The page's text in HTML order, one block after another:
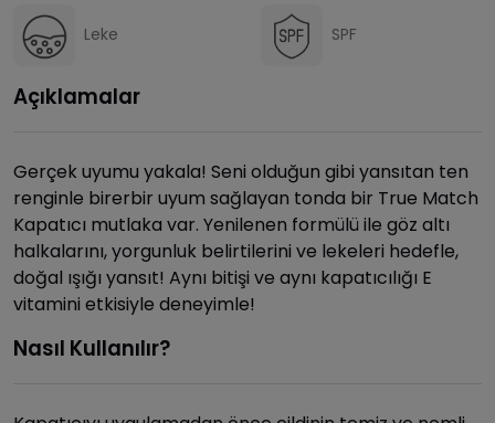
Leke SPF
Açıklamalar
Gerçek uyumu yakala! Seni olduğun gibi yansıtan ten
renginle birerbir uyum sağlayan tonda bir True Match
Kapatıcı mutlaka var. Yenilenen formülü ile göz altı
halkalarını, yorgunluk belirtilerini ve lekeleri hedefle,
doğal ışığı yansıt! Aynı bitişi ve aynı kapatıcılığı E
vitamini etkisiyle deneyimle!
Nasıl Kullanılır?